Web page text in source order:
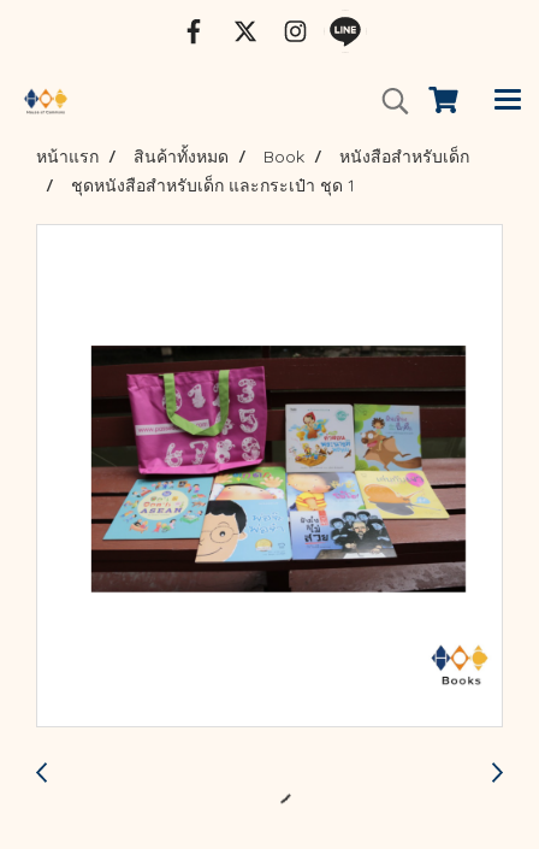
หน้าแรก สินค้าทั้งหมด Book
หนังสือสำหรับเด็ก
ชุดหนังสือสำหรับเด็ก และกระเป๋า ชุด 1